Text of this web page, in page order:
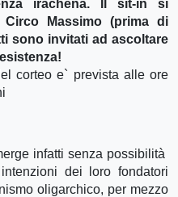
irachena. Il sit-in si
Massimo (prima di
sono invitati ad ascoltare
corteo e` prevista alle ore
infatti senza possibilità
dei loro fondatori
oligarchico, per mezzo